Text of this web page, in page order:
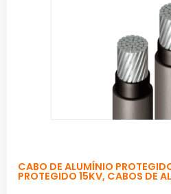
CABO DE ALUMÍNIO
PROTEGIDO 15KV, CABOS DE